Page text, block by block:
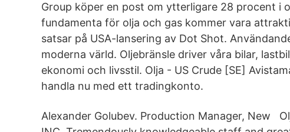
Group köper en post om ytterligare 28 procent i
fundamenta för olja och gas kommer vara
satsar på USA-lansering av Dot Shot.
moderna värld. Oljebränsle driver våra bilar,
ekonomi och livsstil. Olja - US Crude [SE]
handla nu med ett tradingkonto.
Alexander Golubev. Production Manager, New